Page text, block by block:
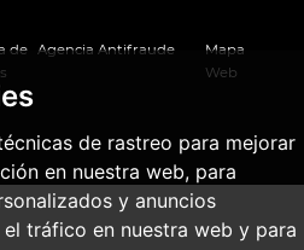
de rastreo para mejorar
en nuestra web, para
y anuncios
tráfico en nuestra web y para
de Agencia Antifraude
Mapa
Web